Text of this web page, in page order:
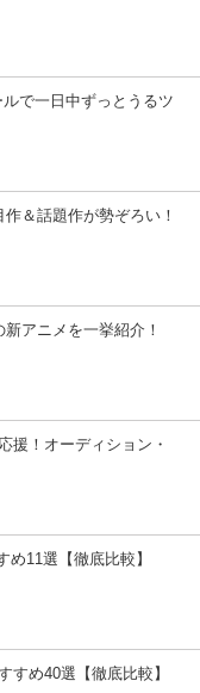
で一日中ずっとうるツ
＆話題作が勢ぞろい！
新アニメを一挙紹介！
援！オーディション・
11選【徹底比較】
すめ40選【徹底比較】